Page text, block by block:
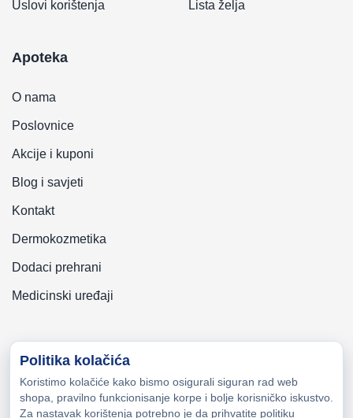
Uslovi korištenja Lista želja
Apoteka
O nama
Poslovnice
Akcije i kuponi
Blog i savjeti
Kontakt
Dermokozmetika
Dodaci prehrani
Medicinski uređaji
Copyright © 2026 Zeni-Lijek Apoteka. Sva prava zadržana
Politika kolačića
Koristimo kolačiće kako bismo osigurali siguran rad web
shopa, pravilno funkcionisanje korpe i bolje korisničko iskustvo.
Za nastavak korištenja potrebno je da prihvatite politiku